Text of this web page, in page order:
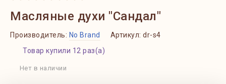
Масляные духи "Сандал"
Производитель: No Brand Артикул: dr-s4
Товар купили 12 раз(а)
Нет в наличии